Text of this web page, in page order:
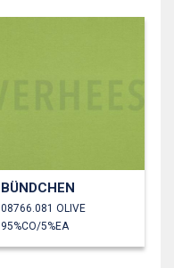
BÜNDCHEN
08766.081 OLIVE
95%CO/5%EA